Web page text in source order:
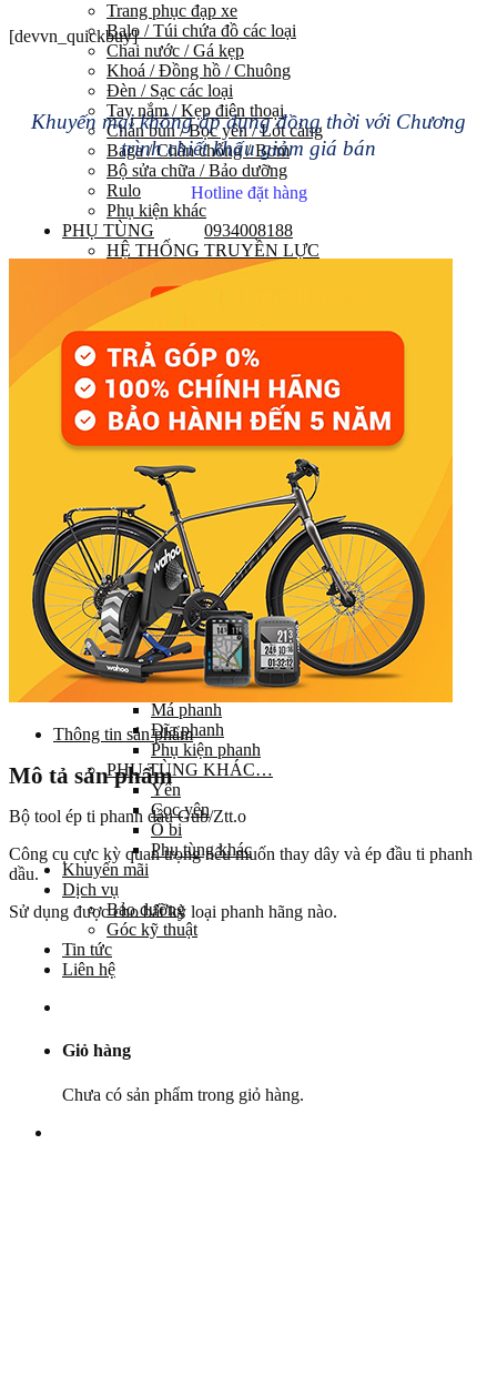
Trang phục đạp xe
Balo / Túi chứa đồ các loại
Chai nước / Gá kẹp
Khoá / Đồng hồ / Chuông
Đèn / Sạc các loại
Tay nắm / Kẹp điện thoại
Chắn bùn / Bọc yên / Lót càng
Baga / Chân chống / Bơm
Bộ sửa chữa / Bảo dưỡng
Rulo
Phụ kiện khác
PHỤ TÙNG
HỆ THỐNG TRUYỀN LỰC
Đùi đĩa
Gạt líp / Gạt đĩa
Xích (Sên)
Líp
Pedal (Bàn đạp)
HỆ THỐNG CHUYỂN ĐỘNG
Trục giữa
Moay ơ
Vành xe (Niềng)
Săm xe (Ruột xe)
Lốp xe (Vỏ xe)
Nan hoa (Căm)
HỆ THỐNG LÁI
Ghi đông (Tay lái)
Pô tăng
Cổ phuộc
Phuộc (Giảm xóc)
HỆ THỐNG PHANH
Bộ phanh / Cụm phanh
Tay phanh / Dây
Má phanh
Đĩa phanh
Phụ kiện phanh
PHỤ TÙNG KHÁC…
Yên
Cọc yên
Ổ bi
Phụ tùng khác
Khuyến mãi
Dịch vụ
Bảo dưỡng
Góc kỹ thuật
Tin tức
Liên hệ
Giỏ hàng
Chưa có sản phẩm trong giỏ hàng.
[devvn_quickbuy]
Khuyến mại không áp dụng đồng thời với Chương
trình chiết khấu giảm giá bán
Hotline đặt hàng
0934008188
Thông tin sản phẩm
Mô tả sản phẩm
Bộ tool ép ti phanh dầu Gub/Ztt.o
Công cụ cực kỳ quan trọng nếu muốn thay dây và ép đầu ti phanh
dầu.
Sử dụng được cho bất kỳ loại phanh hãng nào.